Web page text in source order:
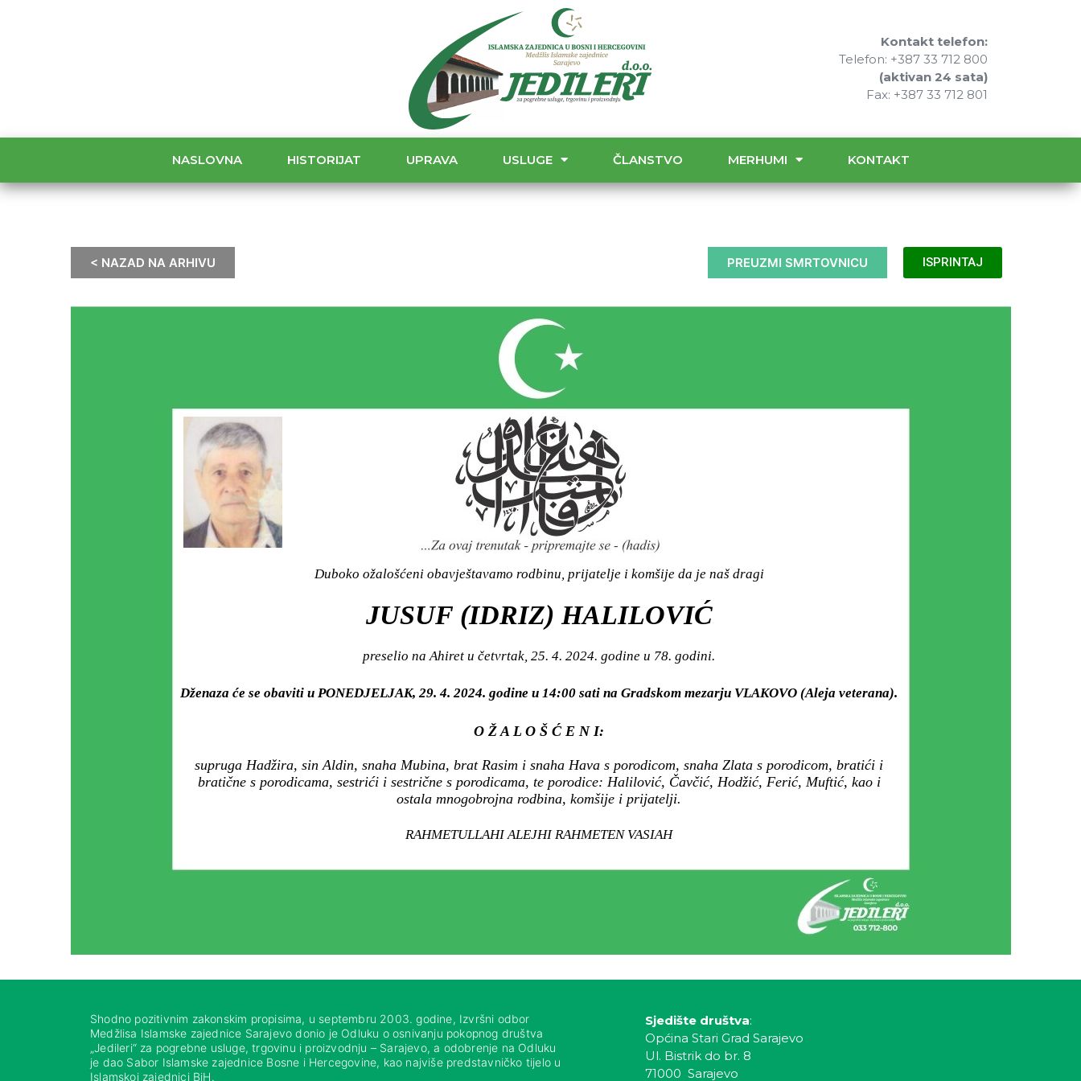
Kontakt telefon:
Telefon: +387 33 712 800
(aktivan 24 sata)
Fax: +387 33 712 801
NASLOVNA HISTORIJAT UPRAVA USLUGE ČLANSTVO MERHUMI KONTAKT
< NAZAD NA ARHIVU PREUZMI SMRTOVNICU ISPRINTAJ
Duboko ožalošćeni obavještavamo rodbinu, prijatelje i komšije da je naš dragi
JUSUF (IDRIZ) HALILOVIĆ
preselio na Ahiret u četvrtak, 25. 4. 2024. godine u 78. godini.
Dženaza će se obaviti u PONEDJELJAK, 29. 4. 2024. godine u 14:00 sati na Gradskom mezarju VLAKOVO (Aleja veterana).
O Ž A L O Š Ć E N I:
supruga Hadžira, sin Aldin, snaha Mubina, brat Rasim i snaha Hava s porodicom, snaha Zlata s porodicom, bratići i
bratične s porodicama, sestrići i sestrične s porodicama, te porodice: Halilović, Čavčić, Hodžić, Ferić, Muftić, kao i
ostala mnogobrojna rodbina, komšije i prijatelji.
RAHMETULLAHI ALEJHI RAHMETEN VASIAH
Shodno pozitivnim zakonskim propisima, u septembru 2003. godine, Izvršni odbor
Medžlisa Islamske zajednice Sarajevo donio je Odluku o osnivanju pokopnog društva
„Jedileri“ za pogrebne usluge, trgovinu i proizvodnju – Sarajevo, a odobrenje na Odluku
je dao Sabor Islamske zajednice Bosne i Hercegovine, kao najviše predstavničko tijelo u
Islamskoj zajednici BiH.
Sjedište društva:
Općina Stari Grad Sarajevo
Ul. Bistrik do br. 8
71000 Sarajevo